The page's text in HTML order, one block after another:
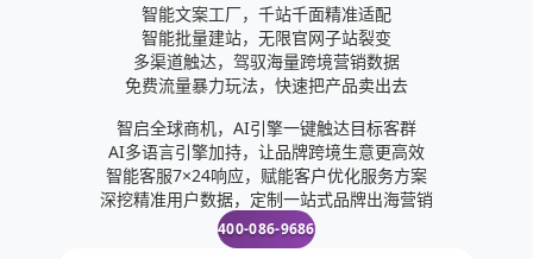
智能文案工厂，千站千面精准适配
智能批量建站，无限官网子站裂变
多渠道触达，驾驭海量跨境营销数据
免费流量暴力玩法，快速把产品卖出去
智启全球商机，AI引擎一键触达目标客群
AI多语言引擎加持，让品牌跨境生意更高效
智能客服7×24响应，赋能客户优化服务方案
深挖精准用户数据，定制一站式品牌出海营销
400-086-9686